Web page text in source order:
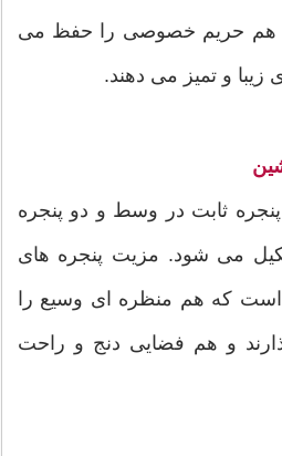
هم حریم خصوصی را حفظ می
زیبا و تمیز می دهند.
پنجره ثابت در وسط و دو پنجره
می شود. مزیت پنجره های
که هم منظره ای وسیع را
و هم فضایی دنج و راحت